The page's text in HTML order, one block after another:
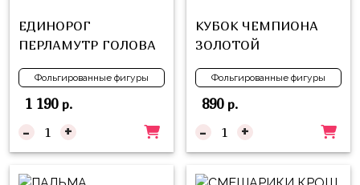
ЕДИНОРОГ
ПЕРЛАМУТР ГОЛОВА
Фольгированные фигуры
1 190р.
- +
КУБОК ЧЕМПИОНА
ЗОЛОТОЙ
Фольгированные фигуры
890р.
- +
ЛОЛ
Него
Для
Мишка
Тедди